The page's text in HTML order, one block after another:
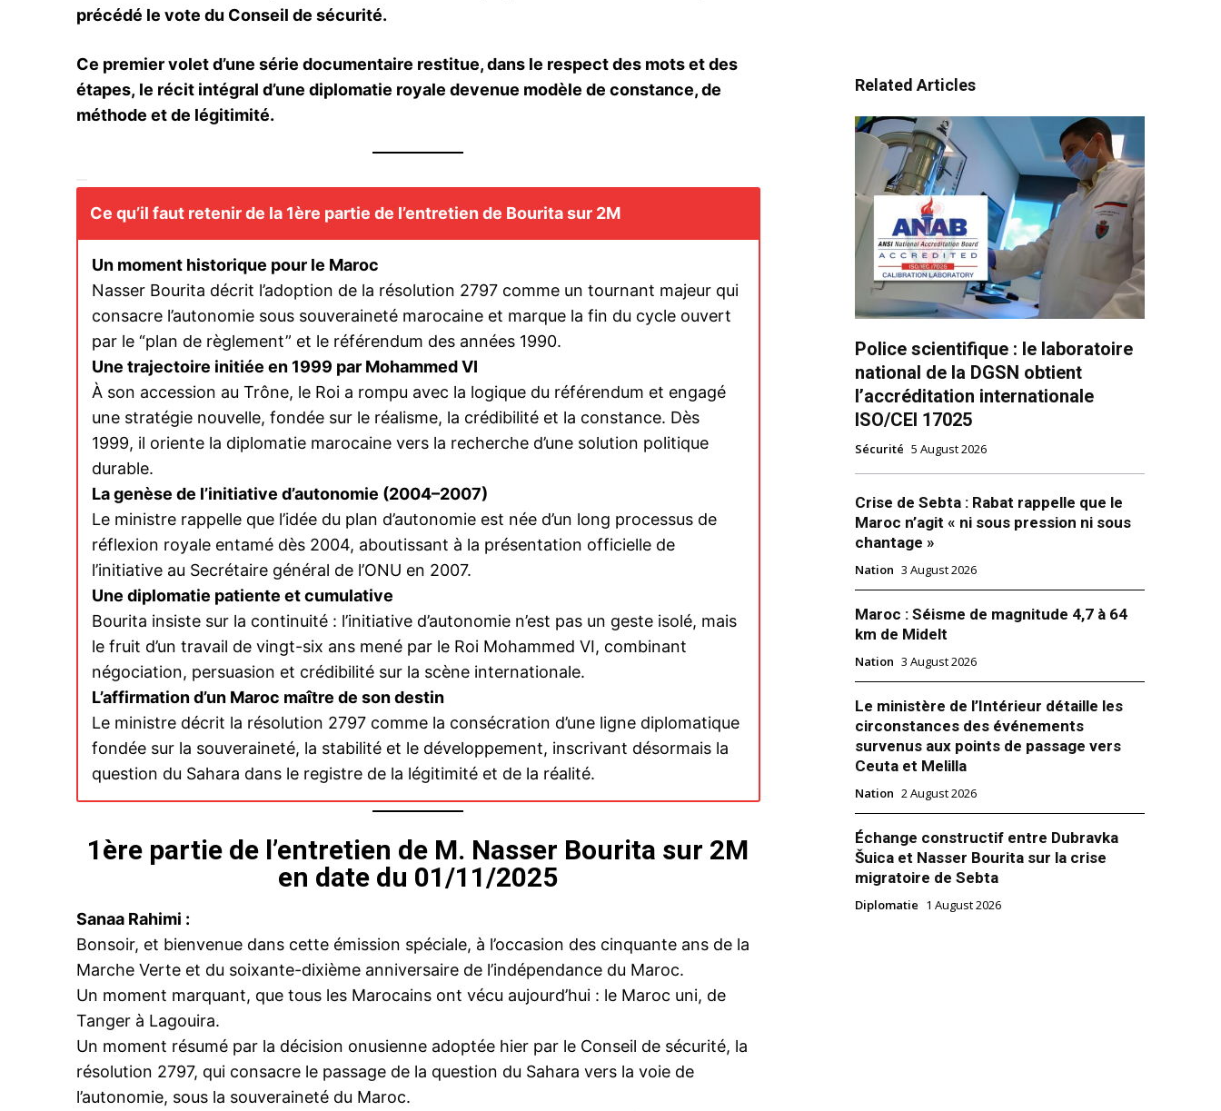
le1.ma
l'intelligence de
l'information
S'ABONNER MAINTENANT
Insight Publications
Formules d’abonnement
2 November 2025
In "Sahara Marocain"
et annonce des actions diplomatiques et
économiques concrètes
3 March 2026
In "Sahara Marocain"
Nasser Bourita reçoit son homologue
Président de la Gambie à SM le Roi
précédé le vote du Conseil de sécurité.
Ce premier volet d’une série documentaire restitue, dans le respect des mots et des
étapes, le récit intégral d’une diplomatie royale devenue modèle de constance, de
méthode et de légitimité.
Ce qu’il faut retenir de la 1ère partie de l’entretien de Bourita sur 2M
Un moment historique pour le Maroc
Nasser Bourita décrit l’adoption de la résolution 2797 comme un tournant majeur qui
consacre l’autonomie sous souveraineté marocaine et marque la fin du cycle ouvert
par le “plan de règlement” et le référendum des années 1990.
Une trajectoire initiée en 1999 par Mohammed VI
À son accession au Trône, le Roi a rompu avec la logique du référendum et engagé
une stratégie nouvelle, fondée sur le réalisme, la crédibilité et la constance. Dès
1999, il oriente la diplomatie marocaine vers la recherche d’une solution politique
durable.
La genèse de l’initiative d’autonomie (2004–2007)
Le ministre rappelle que l’idée du plan d’autonomie est née d’un long processus de
réflexion royale entamé dès 2004, aboutissant à la présentation officielle de
l’initiative au Secrétaire général de l’ONU en 2007.
Une diplomatie patiente et cumulative
Bourita insiste sur la continuité : l’initiative d’autonomie n’est pas un geste isolé, mais
le fruit d’un travail de vingt-six ans mené par le Roi Mohammed VI, combinant
négociation, persuasion et crédibilité sur la scène internationale.
L’affirmation d’un Maroc maître de son destin
Le ministre décrit la résolution 2797 comme la consécration d’une ligne diplomatique
fondée sur la souveraineté, la stabilité et le développement, inscrivant désormais la
question du Sahara dans le registre de la légitimité et de la réalité.
1ère partie de l’entretien de M. Nasser Bourita sur 2M
en date du 01/11/2025
Sanaa Rahimi :
Bonsoir, et bienvenue dans cette émission spéciale, à l’occasion des cinquante ans de la
Marche Verte et du soixante-dixième anniversaire de l’indépendance du Maroc.
Un moment marquant, que tous les Marocains ont vécu aujourd’hui : le Maroc uni, de
Tanger à Lagouira.
Un moment résumé par la décision onusienne adoptée hier par le Conseil de sécurité, la
résolution 2797, qui consacre le passage de la question du Sahara vers la voie de
l’autonomie, sous la souveraineté du Maroc.
Related Articles
Police scientifique : le laboratoire
national de la DGSN obtient
l’accréditation internationale
ISO/CEI 17025
Sécurité 5 August 2026
Crise de Sebta : Rabat rappelle que le
Maroc n’agit « ni sous pression ni sous
chantage »
Nation 3 August 2026
Maroc : Séisme de magnitude 4,7 à 64
km de Midelt
Nation 3 August 2026
Le ministère de l’Intérieur détaille les
circonstances des événements
survenus aux points de passage vers
Ceuta et Melilla
Nation 2 August 2026
Échange constructif entre Dubravka
Šuica et Nasser Bourita sur la crise
migratoire de Sebta
Diplomatie 1 August 2026